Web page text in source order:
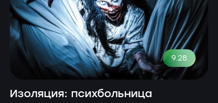
9.28
Изоляция: психбольница